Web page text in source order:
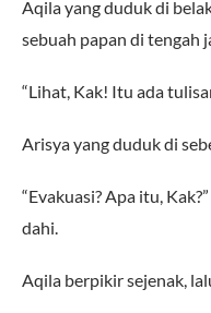
Aqila yang duduk di
sebuah papan di tengah
“Lihat, Kak! Itu ada
Arisya yang duduk di
“Evakuasi? Apa itu,
dahi.
Aqila berpikir sejenak,